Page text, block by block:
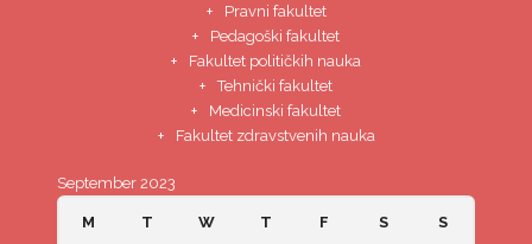
Pravni fakultet
Pedagoški fakultet
Fakultet političkih nauka
Tehnički fakultet
Medicinski fakultet
Fakultet zdravstvenih nauka
September 2023
M T W T F S S